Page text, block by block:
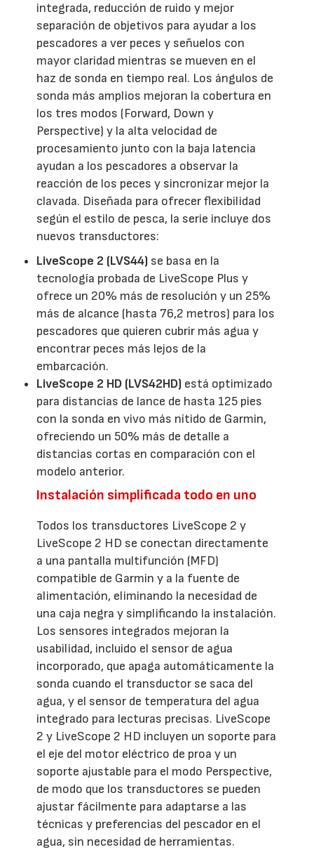
integrada, reducción de ruido y mejor
separación de objetivos para ayudar a los
pescadores a ver peces y señuelos con
mayor claridad mientras se mueven en el
haz de sonda en tiempo real. Los ángulos de
sonda más amplios mejoran la cobertura en
los tres modos (Forward, Down y
Perspective) y la alta velocidad de
procesamiento junto con la baja latencia
ayudan a los pescadores a observar la
reacción de los peces y sincronizar mejor la
clavada. Diseñada para ofrecer flexibilidad
según el estilo de pesca, la serie incluye dos
nuevos transductores:
LiveScope 2 (LVS44) se basa en la
tecnología probada de LiveScope Plus y
ofrece un 20% más de resolución y un 25%
más de alcance (hasta 76,2 metros) para los
pescadores que quieren cubrir más agua y
encontrar peces más lejos de la
embarcación.
LiveScope 2 HD (LVS42HD) está optimizado
para distancias de lance de hasta 125 pies
con la sonda en vivo más nítido de Garmin,
ofreciendo un 50% más de detalle a
distancias cortas en comparación con el
modelo anterior.
Instalación simplificada todo en uno
Todos los transductores LiveScope 2 y
LiveScope 2 HD se conectan directamente
a una pantalla multifunción (MFD)
compatible de Garmin y a la fuente de
alimentación, eliminando la necesidad de
una caja negra y simplificando la instalación.
Los sensores integrados mejoran la
usabilidad, incluido el sensor de agua
incorporado, que apaga automáticamente la
sonda cuando el transductor se saca del
agua, y el sensor de temperatura del agua
integrado para lecturas precisas. LiveScope
2 y LiveScope 2 HD incluyen un soporte para
el eje del motor eléctrico de proa y un
soporte ajustable para el modo Perspective,
de modo que los transductores se pueden
ajustar fácilmente para adaptarse a las
técnicas y preferencias del pescador en el
agua, sin necesidad de herramientas.